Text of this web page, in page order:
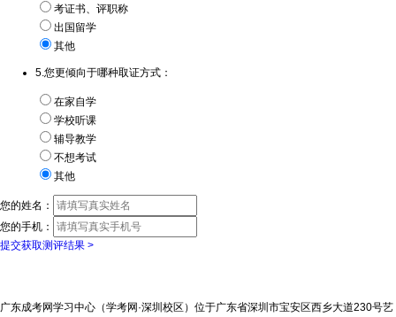
考证书、评职称
出国留学
其他
5.您更倾向于哪种取证方式：
在家自学
学校听课
辅导教学
不想考试
其他
您的姓名：
您的手机：
提交获取测评结果 >
广东成考网学习中心（学考网·深圳校区）位于广东省深圳市宝安区西乡大道230号艺